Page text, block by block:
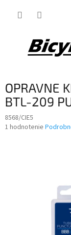
OPRAVNE
BTL-209
8568/CIE5
Priemerné
1 hodnotenie